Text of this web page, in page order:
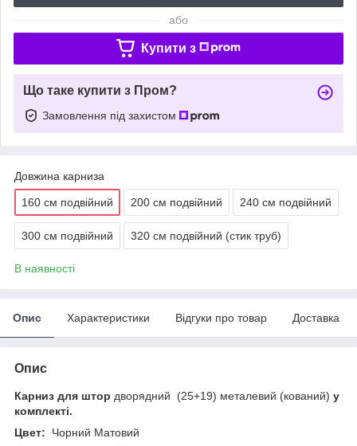
або
Купити з
Що таке купити з Пром?
Замовлення під захистом
Довжина карниза
160 см подвійний 200 см подвійний 240 см подвійний
300 см подвійний 320 см подвійний (стик труб)
В наявності
Опис Характеристики Відгуки про товар Доставка
Опис
Карниз для штор дворядний (25+19) металевий (кований) у
комплекті.
Цвет: Чорний Матовий